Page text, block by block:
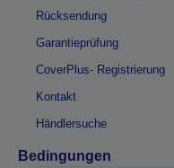
Rücksendung
Garantieprüfung
CoverPlus- Registrierung
Kontakt
Händlersuche
Bedingungen